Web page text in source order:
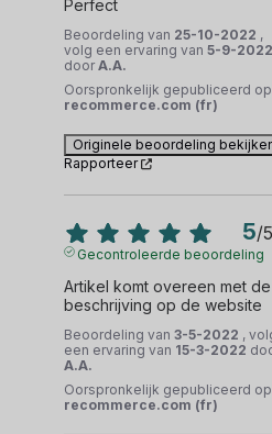
Perfect
Beoordeling van 25-10-2022 ,
volg een ervaring van 5-9-2022
door A.A.
Oorspronkelijk gepubliceerd op
recommerce.com (fr)
Originele beoordeling
Rapporteer
5/5
Gecontroleerde beoordeling
Artikel komt overeen met de
beschrijving op de website
Beoordeling van 3-5-2022 ,
een ervaring van 15-3-2022
A.A.
Oorspronkelijk gepubliceerd op
recommerce.com (fr)